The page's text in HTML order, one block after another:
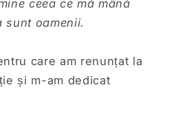
ceea ce mă mână
sunt oamenii.
care am renunțat la
și m-am dedicat